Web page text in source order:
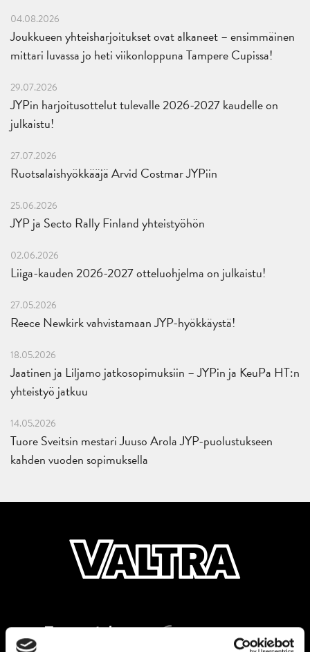
04.08.2026
Joukkueen yhteisharjoitukset ovat alkaneet – ensimmäinen
mittari luvassa jo heti viikonloppuna Tampere Cupissa!
29.07.2026
JYPin harjoitusottelut tulevalle 2026-2027 kaudelle on
julkaistu!
27.07.2026
Ruotsalaishyökkääjä Arvid Costmar JYPiin
25.06.2026
JYP ja Secto Rally Finland yhteistyöhön
02.06.2026
Liiga-kauden 2026-2027 otteluohjelma on julkaistu!
27.05.2026
Reece Newkirk vahvistamaan JYP-hyökkäystä!
18.05.2026
Jaatinen ja Liljamo jatkosopimuksiin – JYPin ja KeuPa HT:n
yhteistyö jatkuu
14.05.2026
Tuore Sveitsin mestari Juuso Arola JYP-puolustukseen
kahden vuoden sopimuksella